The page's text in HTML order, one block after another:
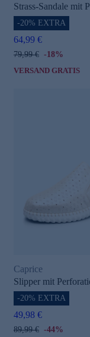
Strass-Sandale mit
-20% EXTRA
64,99 €
79,99 € -18%
VERSAND GRATIS
Caprice
Slipper mit
-20% EXTRA
49,98 €
89,99 € -44%